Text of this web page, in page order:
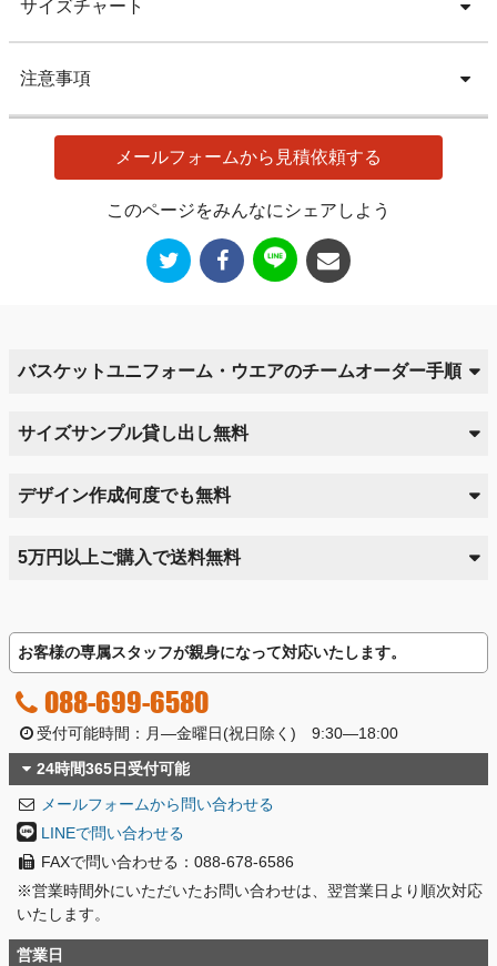
サイズチャート
注意事項
メールフォームから見積依頼する
このページをみんなにシェアしよう
バスケットユニフォーム・ウエアのチームオーダー手順
サイズサンプル貸し出し無料
デザイン作成何度でも無料
5万円以上ご購入で送料無料
お客様の専属スタッフが親身になって対応いたします。
088-699-6580
受付可能時間：月―金曜日(祝日除く) 9:30―18:00
24時間365日受付可能
メールフォームから問い合わせる
LINEで問い合わせる
FAXで問い合わせる：088-678-6586
※営業時間外にいただいたお問い合わせは、翌営業日より順次対応
いたします。
営業日